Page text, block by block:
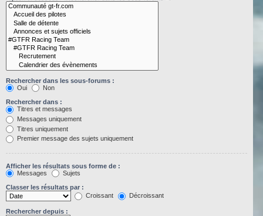
Rechercher dans les sous-forums :
Oui
Non
Rechercher dans :
Titres et messages
Messages uniquement
Titres uniquement
Premier message des sujets uniquement
Afficher les résultats sous forme de :
Messages
Sujets
Classer les résultats par :
Croissant
Décroissant
Rechercher depuis :